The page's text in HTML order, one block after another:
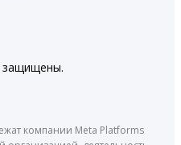
защищены.
компании Meta Platforms